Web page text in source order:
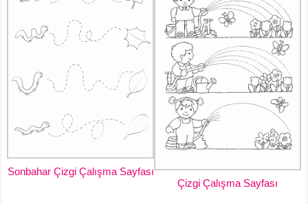
Sonbahar Çizgi Çalışma Sayfası
Çizgi Çalışma Sayfası